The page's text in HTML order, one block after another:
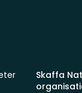
Skaffa